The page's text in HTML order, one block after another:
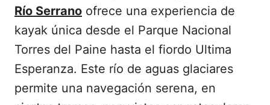
Río Serrano ofrece una experiencia de
kayak única desde el Parque Nacional
Torres del Paine hasta el fiordo Ultima
Esperanza. Este río de aguas glaciares
permite una navegación serena, en